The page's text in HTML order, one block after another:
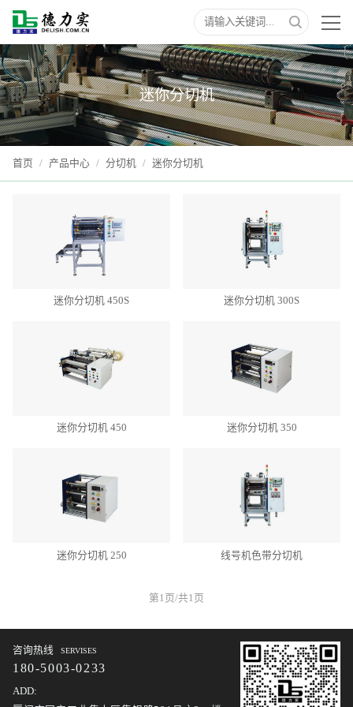
迷你分切机
首页 / 产品中心 / 分切机 / 迷你分切机
迷你分切机 450S 迷你分切机 300S
迷你分切机 450 迷你分切机 350
迷你分切机 250 线号机色带分切机
第1页/共1页
咨询热线 SERVISES
180-5003-0233
ADD: